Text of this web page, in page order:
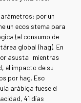
por un
un ecosistema para
(el consumo de
global (hag). En
asusta: mientras
el impacto de su
por hag. Eso
arábiga fuese el
41 días